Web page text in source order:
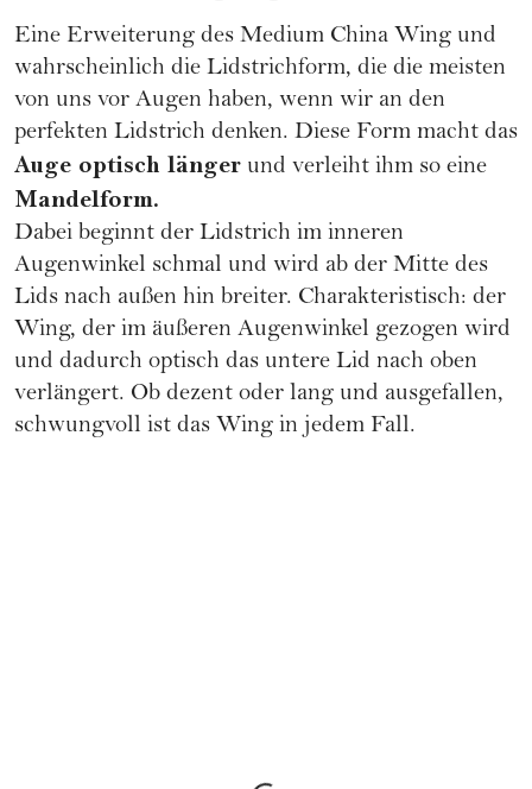
Eine Erweiterung des Medium China Wing und
wahrscheinlich die Lidstrichform, die die meisten
von uns vor Augen haben, wenn wir an den
perfekten Lidstrich denken. Diese Form macht das
Auge optisch länger und verleiht ihm so eine
Mandelform.
Dabei beginnt der Lidstrich im inneren
Augenwinkel schmal und wird ab der Mitte des
Lids nach außen hin breiter. Charakteristisch: der
Wing, der im äußeren Augenwinkel gezogen wird
und dadurch optisch das untere Lid nach oben
verlängert. Ob dezent oder lang und ausgefallen,
schwungvoll ist das Wing in jedem Fall.